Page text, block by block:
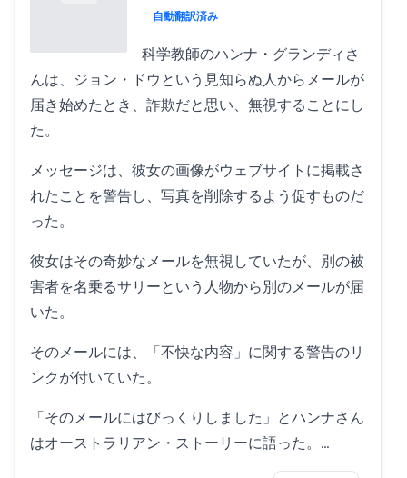
Loading...
自動翻訳済み
科学教師のハンナ・グランディさ
んは、ジョン・ドウという見知らぬ人からメールが
届き始めたとき、詐欺だと思い、無視することにし
た。
メッセージは、彼女の画像がウェブサイトに掲載さ
れたことを警告し、写真を削除するよう促すものだ
った。
彼女はその奇妙なメールを無視していたが、別の被
害者を名乗るサリーという人物から別のメールが届
いた。
そのメールには、「不快な内容」に関する警告のリ
ンクが付いていた。
「そのメールにはびっくりしました」とハンナさん
はオーストラリアン・ストーリーに語った。…